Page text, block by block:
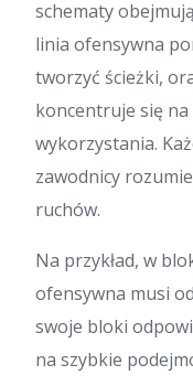
schematy
linia ofensywna
tworzyć ścieżki,
koncentruje się
wykorzystania.
zawodnicy
ruchów.
Na przykład, w
ofensywna musi
swoje bloki
na szybkie